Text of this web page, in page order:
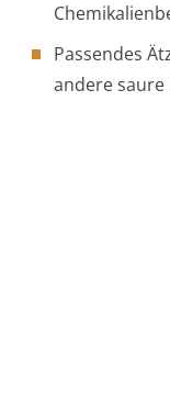
Passendes
andere saure